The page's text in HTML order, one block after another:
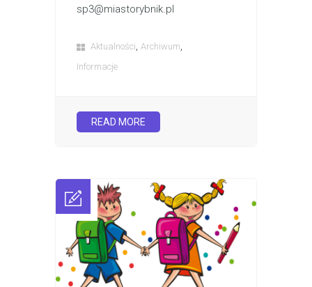
sp3@miastorybnik.pl
Aktualności Archiwum
Informacje
READ MORE